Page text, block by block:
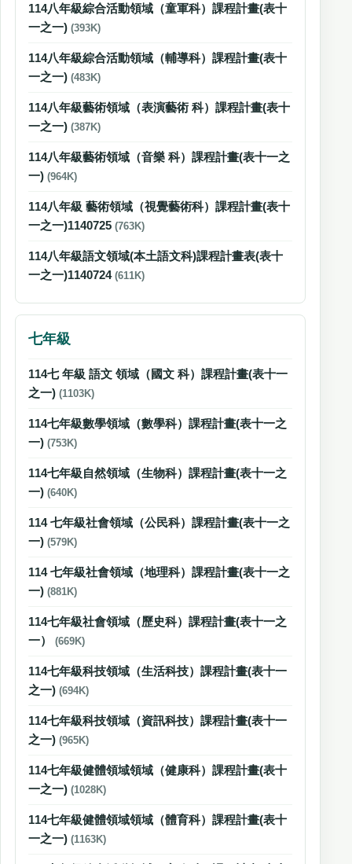
114八年級綜合活動領域（童軍科）課程計畫(表十
一之一) (393K)
114八年級綜合活動領域（輔導科）課程計畫(表十
一之一) (483K)
114八年級藝術領域（表演藝術 科）課程計畫(表十
一之一) (387K)
114八年級藝術領域（音樂 科）課程計畫(表十一之
一) (964K)
114八年級 藝術領域（視覺藝術科）課程計畫(表十
一之一)1140725 (763K)
114八年級語文領域(本土語文科)課程計畫表(表十
一之一)1140724 (611K)
七年級
114七 年級 語文 領域（國文 科）課程計畫(表十一
之一) (1103K)
114七年級數學領域（數學科）課程計畫(表十一之
一) (753K)
114七年級自然領域（生物科）課程計畫(表十一之
一) (640K)
114 七年級社會領域（公民科）課程計畫(表十一之
一) (579K)
114 七年級社會領域（地理科）課程計畫(表十一之
一) (881K)
114七年級社會領域（歷史科）課程計畫(表十一之
一）
(669K)
114七年級科技領域（生活科技）課程計畫(表十一
之一) (694K)
114七年級科技領域（資訊科技）課程計畫(表十一
之一) (965K)
114七年級健體領域領域（健康科）課程計畫(表十
一之一) (1028K)
114七年級健體領域領域（體育科）課程計畫(表十
一之一) (1163K)